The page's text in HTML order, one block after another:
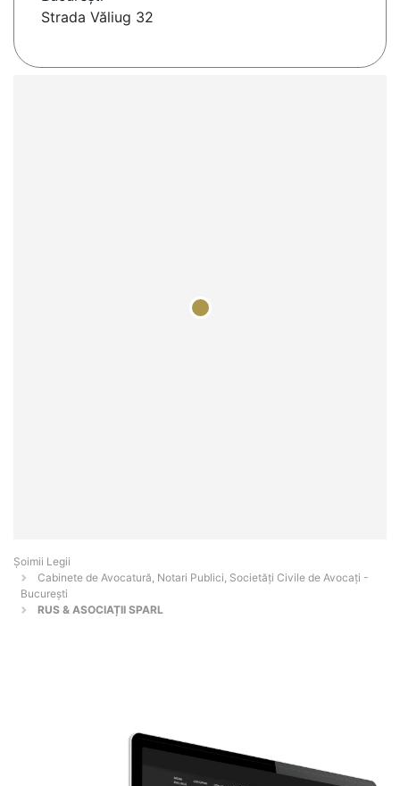
Strada Văliug 32
Șoimii Legii
Cabinete de Avocatură, Notari Publici, Societăți Civile de Avocați -
Bucureşti
RUS & ASOCIAȚII SPARL